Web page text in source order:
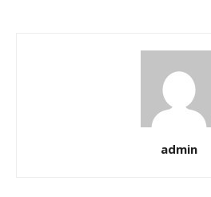
admin